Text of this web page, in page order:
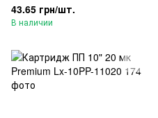
43.65 грн/шт.
В наличии